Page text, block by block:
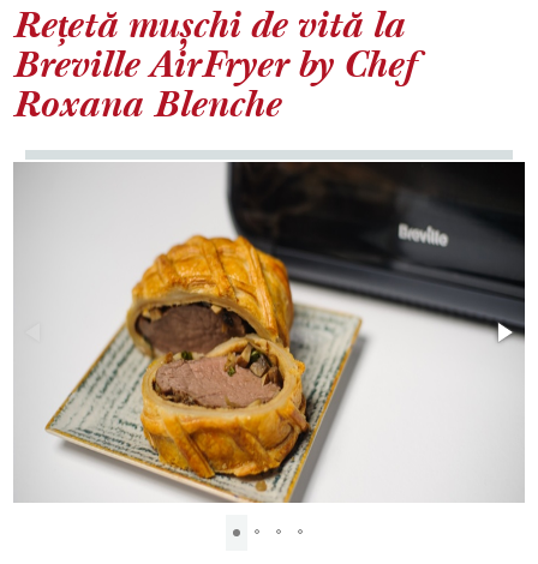
Rețetă mușchi de vită la
Breville AirFryer by Chef
Roxana Blenche